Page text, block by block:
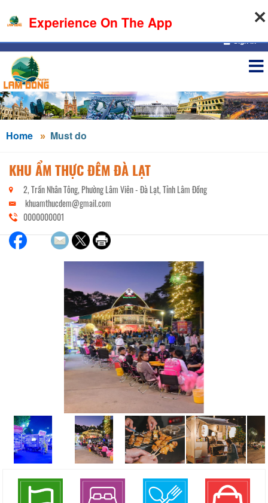
07-08-2026, 06:44:59
Sign in
Home Must do
KHU ẨM THỰC ĐÊM ĐÀ LẠT
2, Trần Nhân Tông, Phường Lâm Viên - Đà Lạt, Tỉnh Lâm Đồng
khuamthucdem@gmail.com
0000000001
Experience On The App